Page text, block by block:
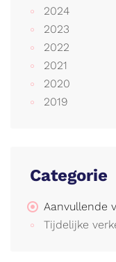
2024
2023
2022
2021
2020
2019
Categorie
Aanvullende
Tijdelijke